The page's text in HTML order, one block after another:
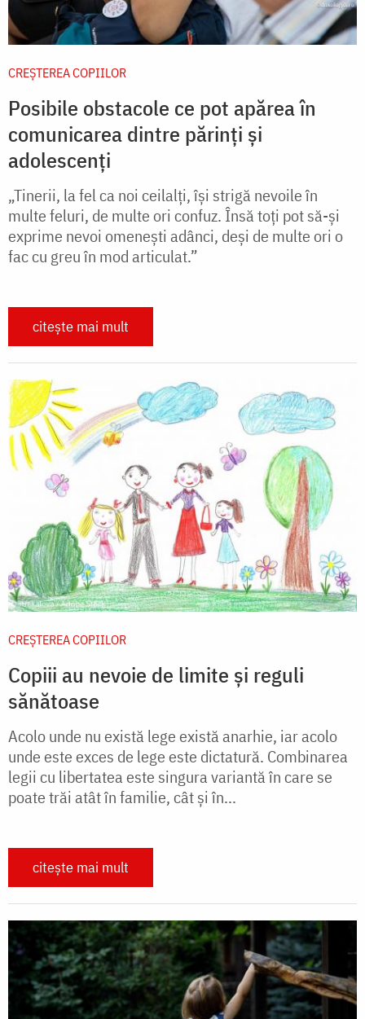
CREŞTEREA COPIILOR
Posibile obstacole ce pot apărea în
comunicarea dintre părinți și
adolescenți
„Tinerii, la fel ca noi ceilalți, își strigă nevoile în
multe feluri, de multe ori confuz. Însă toți pot să-și
exprime nevoi omenești adânci, deși de multe ori o
fac cu greu în mod articulat.”
citește mai mult
CREŞTEREA COPIILOR
Copiii au nevoie de limite și reguli
sănătoase
Acolo unde nu există lege există anarhie, iar acolo
unde este exces de lege este dictatură. Combinarea
legii cu libertatea este singura variantă în care se
poate trăi atât în familie, cât și în...
citește mai mult